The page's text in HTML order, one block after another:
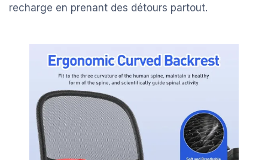
recharge en prenant des détours partout.